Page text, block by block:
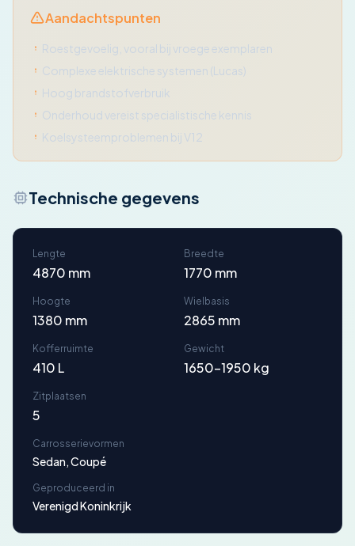
Aandachtspunten
Roestgevoelig, vooral bij vroege exemplaren
Complexe elektrische systemen (Lucas)
Hoog brandstofverbruik
Onderhoud vereist specialistische kennis
Koelsysteemproblemen bij V12
Technische gegevens
Lengte
4870 mm
Breedte
1770 mm
Hoogte
1380 mm
Wielbasis
2865 mm
Kofferruimte
410 L
Gewicht
1650-1950 kg
Zitplaatsen
5
Carrosserievormen
Sedan, Coupé
Geproduceerd in
Verenigd Koninkrijk